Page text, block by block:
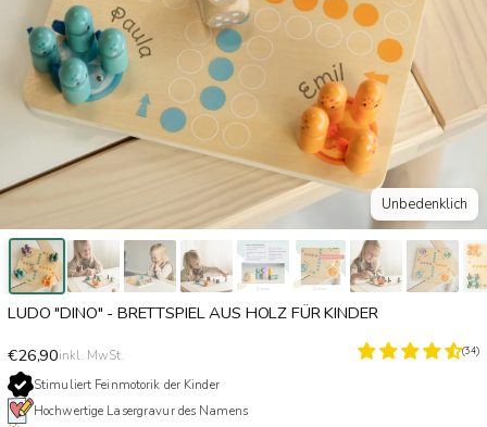
Unbedenklich
LUDO "DINO" - BRETTSPIEL AUS HOLZ FÜR KINDER
€26,90inkl. MwSt. (34)
Stimuliert Feinmotorik der Kinder
Hochwertige Lasergravur des Namens